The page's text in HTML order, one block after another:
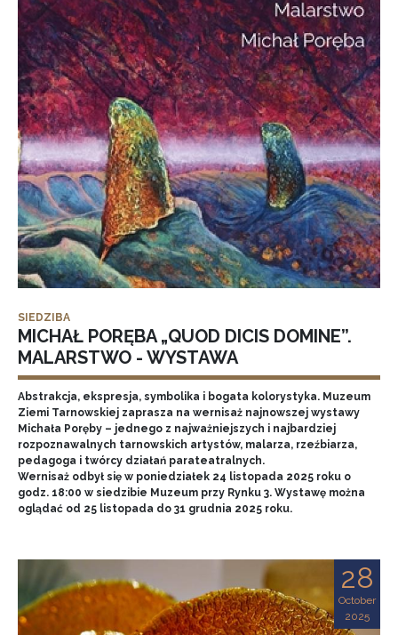
SIEDZIBA
MICHAŁ PORĘBA „QUOD DICIS DOMINE”.
MALARSTWO - WYSTAWA
Abstrakcja, ekspresja, symbolika i bogata kolorystyka. Muzeum
Ziemi Tarnowskiej zaprasza na wernisaż najnowszej wystawy
Michała Poręby – jednego z najważniejszych i najbardziej
rozpoznawalnych tarnowskich artystów, malarza, rzeźbiarza,
pedagoga i twórcy działań parateatralnych.
Wernisaż odbył się w poniedziałek 24 listopada 2025 roku o
godz. 18:00 w siedzibie Muzeum przy Rynku 3. Wystawę można
oglądać od 25 listopada do 31 grudnia 2025 roku.
28
October
2025